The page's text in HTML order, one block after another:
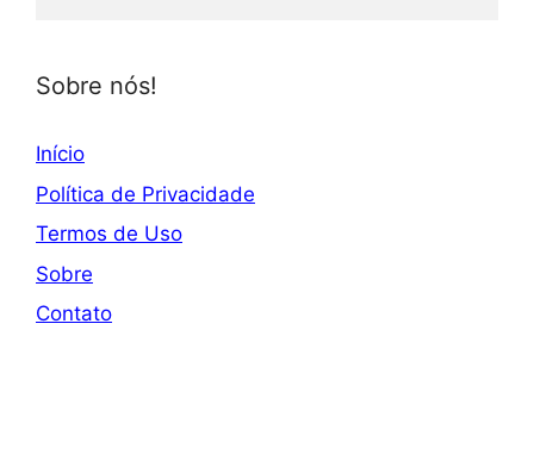
Sobre nós!
Início
Política de Privacidade
Termos de Uso
Sobre
Contato